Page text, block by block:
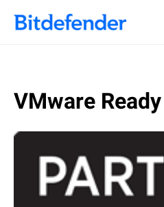
VMware Ready